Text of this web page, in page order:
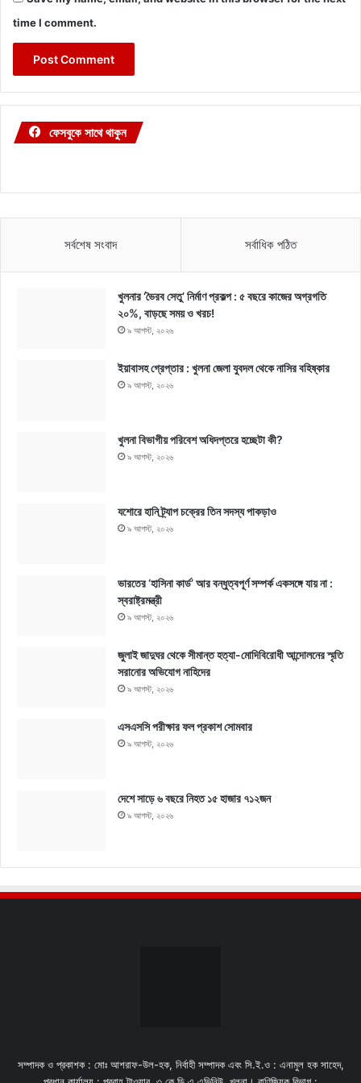
time I comment.
ফেসবুকে সাথে থাকুন
সর্বশেষ সংবাদ সর্বাধিক পঠিত
খুলনার ‘ভৈরব সেতু’ নির্মাণ প্রকল্প : ৫ বছরে কাজের অগ্রগতি
২০%, বাড়ছে সময় ও খরচ!
৯ আগস্ট, ২০২৬
ইয়াবাসহ গ্রেপ্তার : খুলনা জেলা যুবদল থেকে নাসির বহিষ্কার
৯ আগস্ট, ২০২৬
খুলনা বিভাগীয় পরিবেশ অধিদপ্তরে হচ্ছেটা কী?
৯ আগস্ট, ২০২৬
যশোরে হানি ট্র্যাপ চক্রের তিন সদস্য পাকড়াও
৯ আগস্ট, ২০২৬
ভারতের ‘হাসিনা কার্ড’ আর বন্ধুত্বপূর্ণ সম্পর্ক একসঙ্গে যায় না :
স্বরাষ্ট্রমন্ত্রী
৯ আগস্ট, ২০২৬
জুলাই জাদুঘর থেকে সীমান্ত হত্যা-মোদিবিরোধী আন্দোলনের স্মৃতি
সরানোর অভিযোগ নাহিদের
৯ আগস্ট, ২০২৬
এসএসসি পরীক্ষার ফল প্রকাশ সোমবার
৯ আগস্ট, ২০২৬
দেশে সাড়ে ৬ বছরে নিহত ১৫ হাজার ৭১২জন
৯ আগস্ট, ২০২৬
সম্পাদক ও প্রকাশক : মোঃ আশরাফ-উল-হক, নির্বাহী সম্পাদক এবং সি.ই.ও : এনামুল হক সাহেদ,